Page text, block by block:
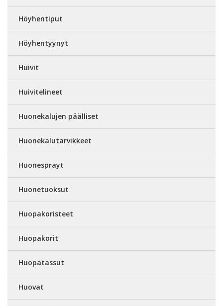
Höyhentiput
Höyhentyynyt
Huivit
Huivitelineet
Huonekalujen päälliset
Huonekalutarvikkeet
Huonesprayt
Huonetuoksut
Huopakoristeet
Huopakorit
Huopatassut
Huovat